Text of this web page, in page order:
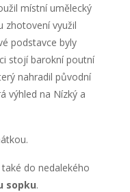
místní umělecký
zhotovení využil
podstavce byly
stojí barokní poutní
nahradil původní
výhled na Nízký a
do nedalekého
sopku.